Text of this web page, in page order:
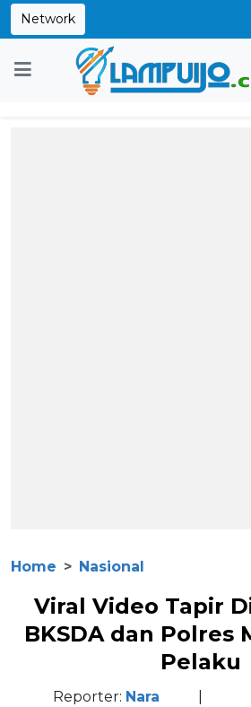
Network
Home Nasional
Viral Video Tapir
BKSDA dan Polres
Pelaku
Reporter: Nara